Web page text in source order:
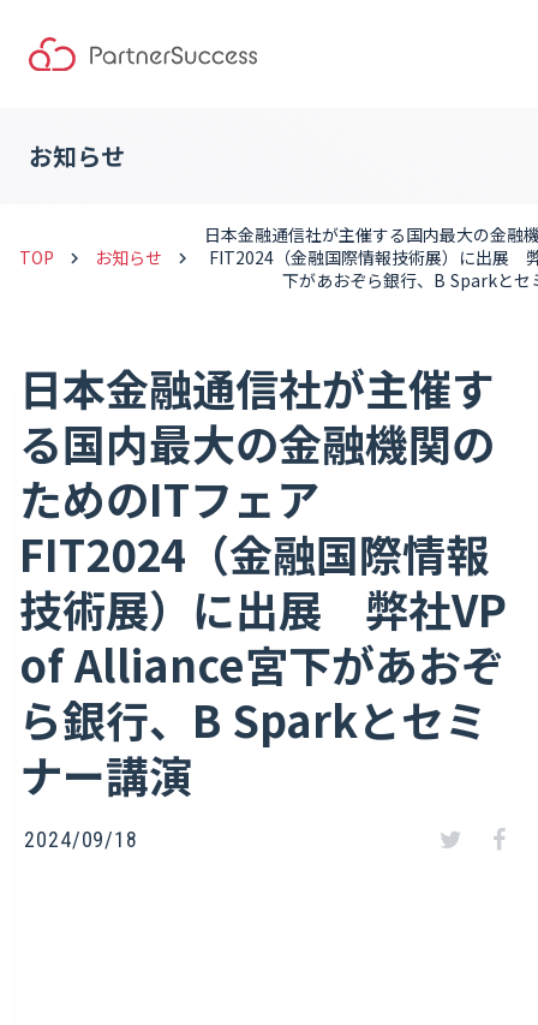
お知らせ
TOP keyboard_arrow_right お知らせ keyboard_arrow_right
日本金融通信社が主催する国内最大の金融
FIT2024（金融国際情報技術展）に出展
下があおぞら銀行、B Sparkとセ
日本金融通信社が主催す
る国内最大の金融機関の
ためのITフェア
FIT2024（金融国際情報
技術展）に出展 弊社VP
of Alliance宮下があおぞ
ら銀行、B Sparkとセミ
ナー講演
2024/09/18